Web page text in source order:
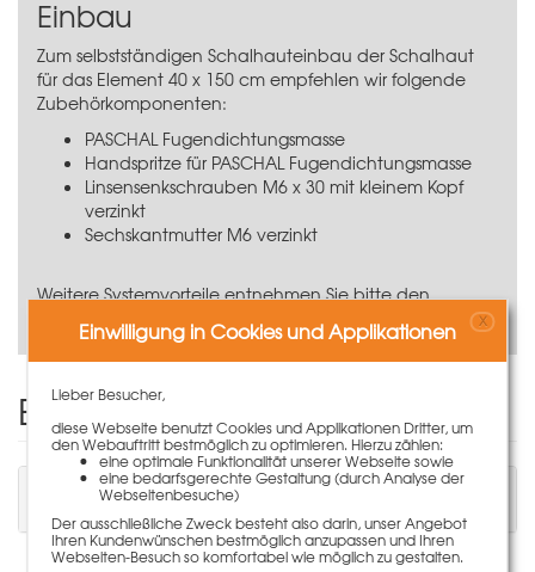
Einbau
Zum selbstständigen Schalhauteinbau der Schalhaut
für das Element 40 x 150 cm empfehlen wir folgende
Zubehörkomponenten:
PASCHAL Fugendichtungsmasse
Handspritze für PASCHAL Fugendichtungsmasse
Linsensenkschrauben M6 x 30 mit kleinem Kopf
verzinkt
Sechskantmutter M6 verzinkt
Weitere Systemvorteile entnehmen Sie bitte den
Einen Kommentar schreiben
Sie müssen angemeldet sein, um einen
Kommentar schreiben zu können.
Einwilligung in Cookies und Applikationen X
Lieber Besucher,
diese Webseite benutzt Cookies und Applikationen Dritter, um
den Webauftritt bestmöglich zu optimieren. Hierzu zählen:
eine optimale Funktionalität unserer Webseite sowie
eine bedarfsgerechte Gestaltung (durch Analyse der
Webseitenbesuche)
Der ausschließliche Zweck besteht also darin, unser Angebot
Ihren Kundenwünschen bestmöglich anzupassen und Ihren
Webseiten-Besuch so komfortabel wie möglich zu gestalten.